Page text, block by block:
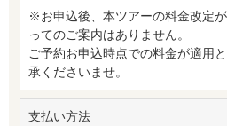
※お申込後、本ツアーの料金改定
ってのご案内はありません。
ご予約お申込時点での料金が適用
承くださいませ。
支払い方法